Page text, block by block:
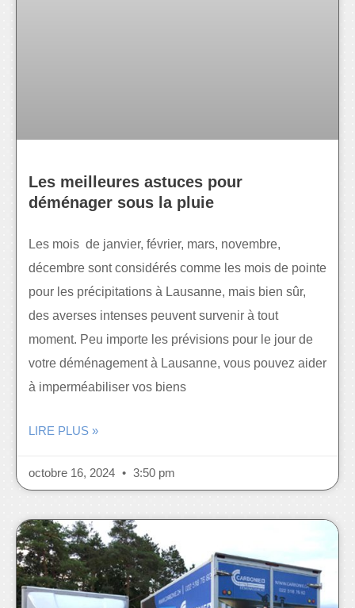
Les meilleures astuces pour
déménager sous la pluie
Les mois de janvier, février, mars, novembre,
décembre sont considérés comme les mois de pointe
pour les précipitations à Lausanne, mais bien sûr,
des averses intenses peuvent survenir à tout
moment. Peu importe les prévisions pour le jour de
votre déménagement à Lausanne, vous pouvez aider
à imperméabiliser vos biens
LIRE PLUS »
octobre 16, 2024 3:50 pm